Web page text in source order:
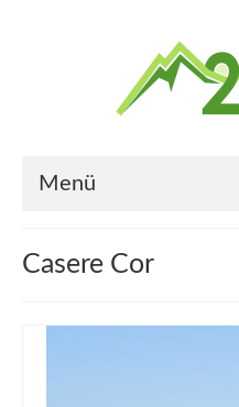
Menü
Casere Cor